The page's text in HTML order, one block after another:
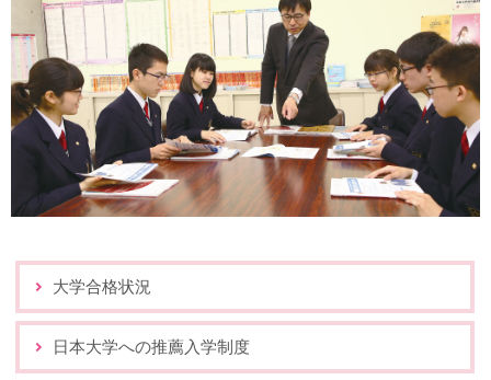
大学合格状況
日本大学への推薦入学制度